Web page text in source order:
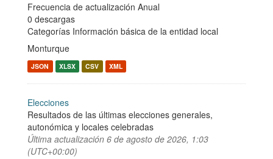
Frecuencia de actualización Anual
0 descargas
Categorías Información básica de la entidad local
Monturque
JSON XLSX CSV XML
Elecciones
Resultados de las últimas elecciones generales,
autonómica y locales celebradas
Última actualización 6 de agosto de 2026, 1:03
(UTC+00:00)